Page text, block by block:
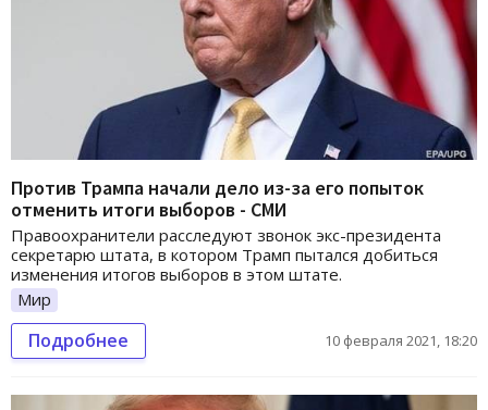
Против Трампа начали дело из-за его попыток
отменить итоги выборов - СМИ
Правоохранители расследуют звонок экс-президента
секретарю штата, в котором Трамп пытался добиться
изменения итогов выборов в этом штате.
Мир
Подробнее 10 февраля 2021, 18:20